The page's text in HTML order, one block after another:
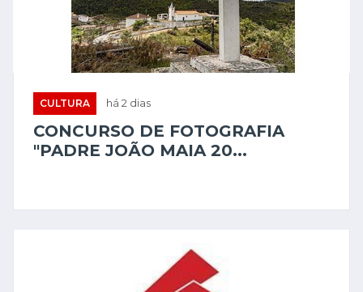
CULTURA há 2 dias
CONCURSO DE FOTOGRAFIA
"PADRE JOÃO MAIA 20...